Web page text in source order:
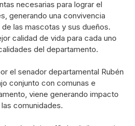
necesarias para lograr el
generando una convivencia
las mascotas y sus dueños.
calidad de vida para cada uno
del departamento.
el senador departamental Rubén
conjunto con comunas e
viene generando impacto
comunidades.